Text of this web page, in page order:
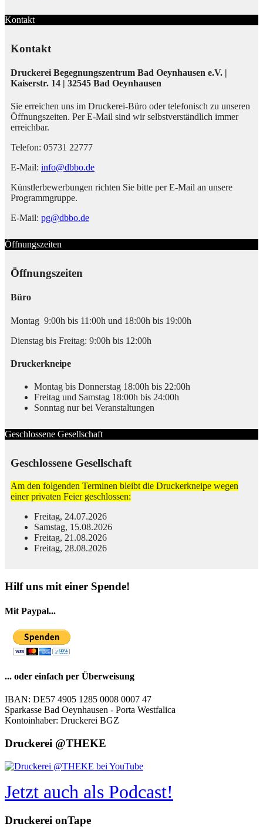
Kontakt
Kontakt
Druckerei Begegnungszentrum Bad Oeynhausen e.V. |
Kaiserstr. 14 | 32545 Bad Oeynhausen
Sie erreichen uns im Druckerei-Büro oder telefonisch zu unseren
Öffnungszeiten. Per E-Mail sind wir selbstverständlich immer
erreichbar.
Telefon: 05731 22777
E-Mail: info@dbbo.de
Künstlerbewerbungen richten Sie bitte per E-Mail an unsere
Programmgruppe.
E-Mail: pg@dbbo.de
Öffnungszeiten
Öffnungszeiten
Büro
Montag 9:00h bis 11:00h und 18:00h bis 19:00h
Dienstag bis Freitag: 9:00h bis 12:00h
Druckerkneipe
Montag bis Donnerstag 18:00h bis 22:00h
Freitag und Samstag 18:00h bis 24:00h
Sonntag nur bei Veranstaltungen
Geschlossene Gesellschaft
Geschlossene Gesellschaft
Am den folgenden Terminen bleibt die Druckerkneipe wegen
einer privaten Feier geschlossen:
Freitag, 24.07.2026
Samstag, 15.08.2026
Freitag, 21.08.2026
Freitag, 28.08.2026
Hilf uns mit einer Spende!
Mit Paypal...
... oder einfach per Überweisung
IBAN: DE57 4905 1285 0008 0007 47
Sparkasse Bad Oeynhausen - Porta Westfalica
Kontoinhaber: Druckerei BGZ
Druckerei @THEKE
Jetzt auch als Podcast!
Druckerei onTape